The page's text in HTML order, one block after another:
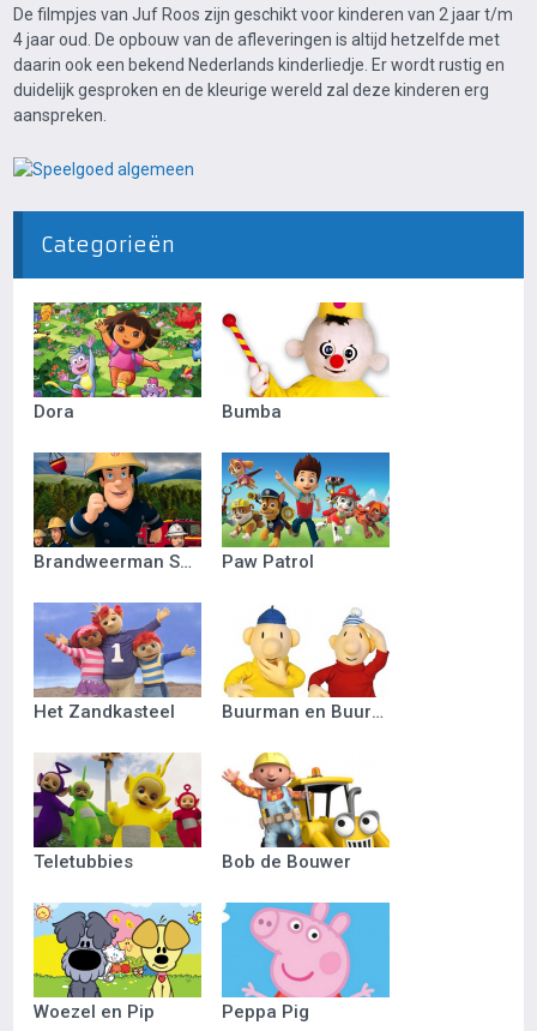
De filmpjes van Juf Roos zijn geschikt voor kinderen van 2 jaar t/m
4 jaar oud. De opbouw van de afleveringen is altijd hetzelfde met
daarin ook een bekend Nederlands kinderliedje. Er wordt rustig en
duidelijk gesproken en de kleurige wereld zal deze kinderen erg
aanspreken.
Categorieën
Dora Bumba
Brandweerman Sam Paw Patrol
Het Zandkasteel Buurman en Buurman
Teletubbies Bob de Bouwer
Woezel en Pip Peppa Pig